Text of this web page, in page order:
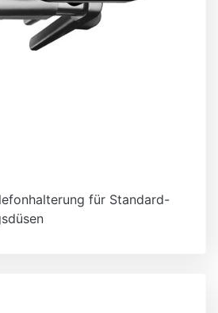
für Standard-